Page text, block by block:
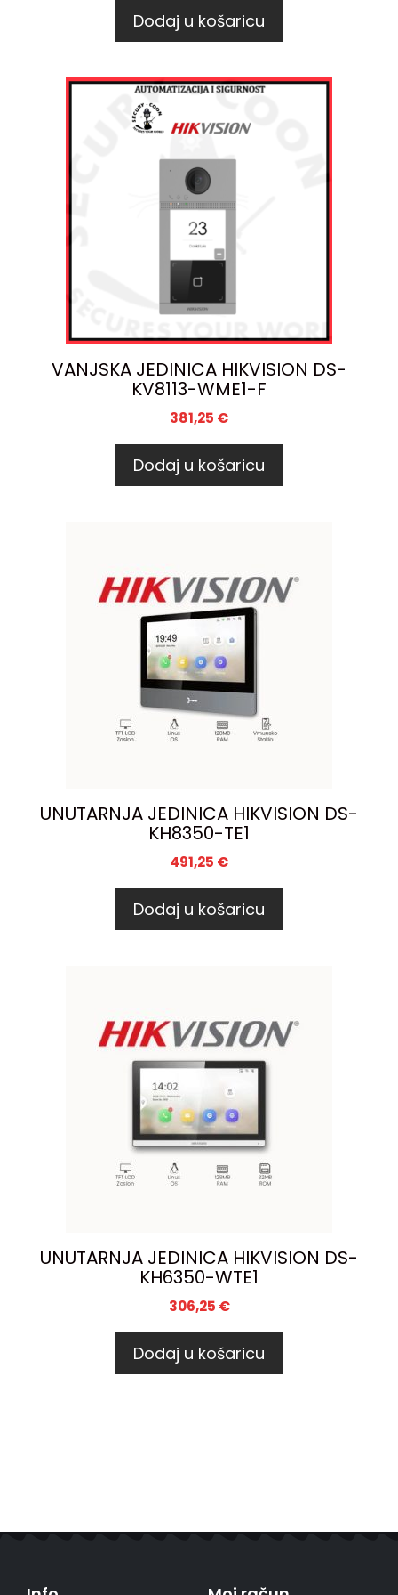
Dodaj u košaricu
VANJSKA JEDINICA HIKVISION DS-
KV8113-WME1-F
381,25 €
Dodaj u košaricu
UNUTARNJA JEDINICA HIKVISION DS-
KH8350-TE1
491,25 €
Dodaj u košaricu
UNUTARNJA JEDINICA HIKVISION DS-
KH6350-WTE1
306,25 €
Dodaj u košaricu